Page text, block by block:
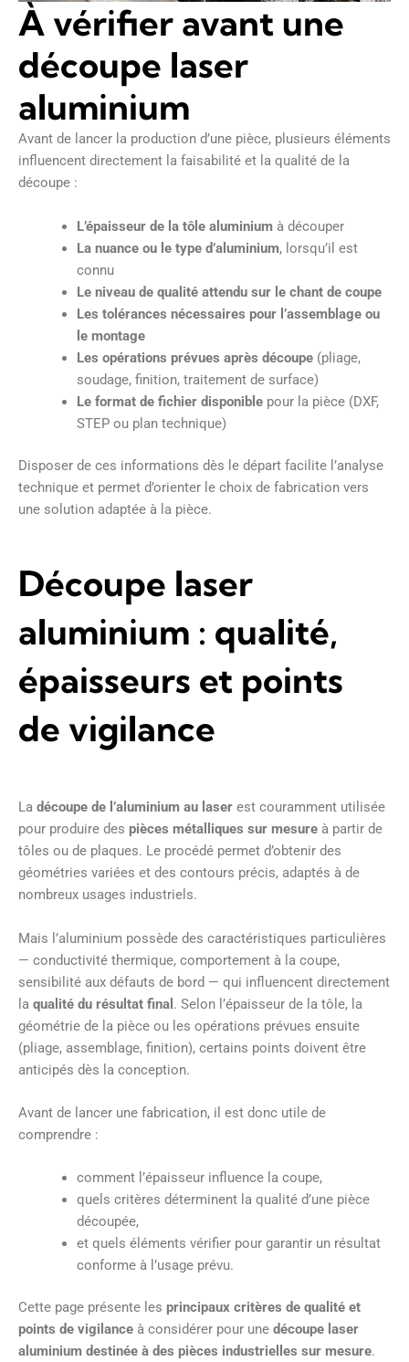
À vérifier avant une
découpe laser
aluminium
Avant de lancer la production d’une pièce, plusieurs éléments
influencent directement la faisabilité et la qualité de la
découpe :
L’épaisseur de la tôle aluminiumà découper
La nuance ou le type d’aluminium, lorsqu’il est
connu
Le niveau de qualité attendu sur le chant de coupe
Les tolérances nécessaires pour l’assemblage ou
le montage
Les opérations prévues après découpe(pliage,
soudage, finition, traitement de surface)
Le format de fichier disponiblepour la pièce (DXF,
STEP ou plan technique)
Disposer de ces informations dès le départ facilite l’analyse
technique et permet d’orienter le choix de fabrication vers
une solution adaptée à la pièce.
Découpe laser
aluminium : qualité,
épaisseurs et points
de vigilance
La découpe de l’aluminium au laser est couramment utilisée
pour produire des pièces métalliques sur mesure à partir de
tôles ou de plaques. Le procédé permet d’obtenir des
géométries variées et des contours précis, adaptés à de
nombreux usages industriels.
Mais l’aluminium possède des caractéristiques particulières
— conductivité thermique, comportement à la coupe,
sensibilité aux défauts de bord — qui influencent directement
la qualité du résultat final . Selon l’épaisseur de la tôle, la
géométrie de la pièce ou les opérations prévues ensuite
(pliage, assemblage, finition), certains points doivent être
anticipés dès la conception.
Avant de lancer une fabrication, il est donc utile de
comprendre :
comment l’épaisseur influence la coupe,
quels critères déterminent la qualité d’une pièce
découpée,
et quels éléments vérifier pour garantir un résultat
conforme à l’usage prévu.
Cette page présente les principaux critères de qualité et
points de vigilance à considérer pour une découpe laser
aluminium destinée à des pièces industrielles sur mesure.